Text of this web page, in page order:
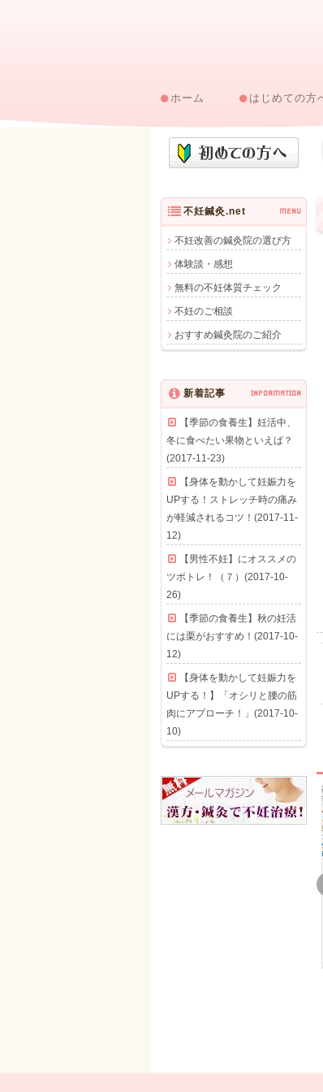
ホーム はじめての方
不妊鍼灸.net MENU
不妊改善の鍼灸院の選び方
体験談・感想
無料の不妊体質チェック
不妊のご相談
おすすめ鍼灸院のご紹介
新着記事 INFORMATION
【季節の食養生】妊活中、
冬に食べたい果物といえば？
(2017-11-23)
【身体を動かして妊娠力を
UPする！ストレッチ時の痛み
が軽減されるコツ！(2017-11-
12)
【男性不妊】にオススメの
ツボトレ！（７）(2017-10-
26)
【季節の食養生】秋の妊活
には栗がおすすめ！(2017-10-
12)
【身体を動かして妊娠力を
UPする！】「オシリと腰の筋
肉にアプローチ！」(2017-10-
10)